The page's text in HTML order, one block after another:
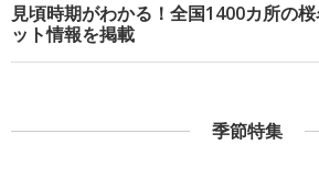
見頃時期がわかる！全国1400カ所の
ット情報を掲載
季節特集